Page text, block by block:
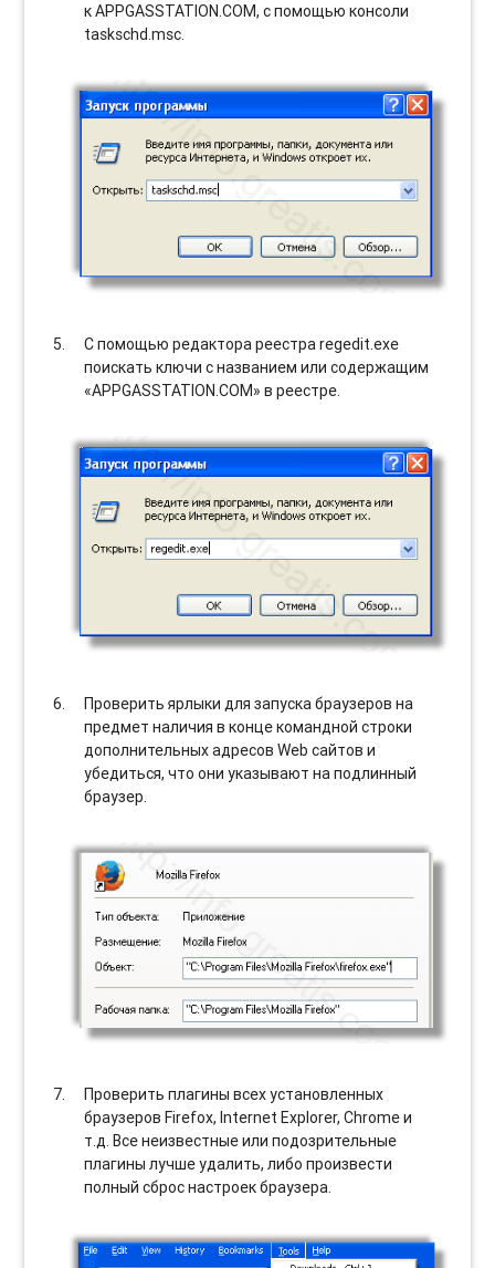
к APPGASSTATION.COM, с помощью консоли
taskschd.msc.
С помощью редактора реестра regedit.exe
поискать ключи с названием или содержащим
«APPGASSTATION.COM» в реестре.
Проверить ярлыки для запуска браузеров на
предмет наличия в конце командной строки
дополнительных адресов Web сайтов и
убедиться, что они указывают на подлинный
браузер.
Проверить плагины всех установленных
браузеров Firefox, Internet Explorer, Chrome и
т.д. Все неизвестные или подозрительные
плагины лучше удалить, либо произвести
полный сброс настроек браузера.